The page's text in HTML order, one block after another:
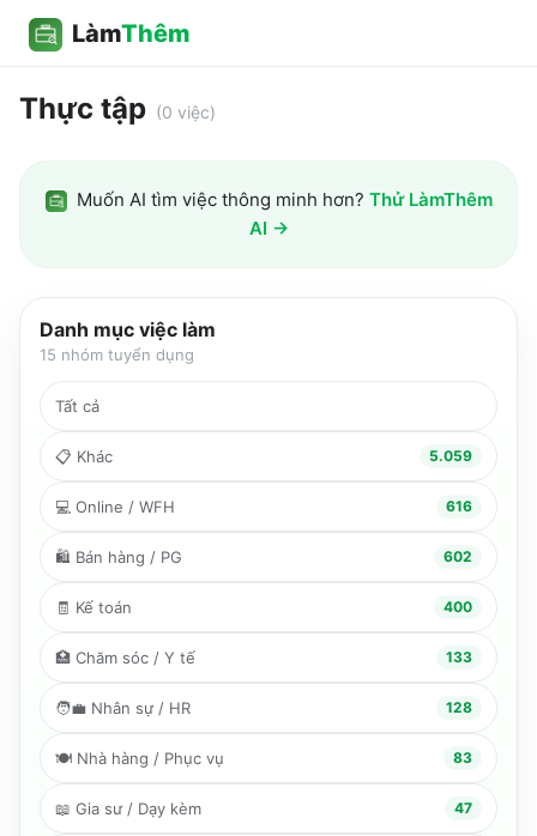
LàmThêm
Thực tập (0 việc)
Muốn AI tìm việc thông minh hơn? Thử LàmThêm
AI →
Danh mục việc làm
15 nhóm tuyển dụng
Tất cả
📋 Khác 5.059
💻 Online / WFH 616
🛍️ Bán hàng / PG 602
🧾 Kế toán 400
🏥 Chăm sóc / Y tế 133
🧑‍💼 Nhân sự / HR 128
🍽️ Nhà hàng / Phục vụ 83
📖 Gia sư / Dạy kèm 47